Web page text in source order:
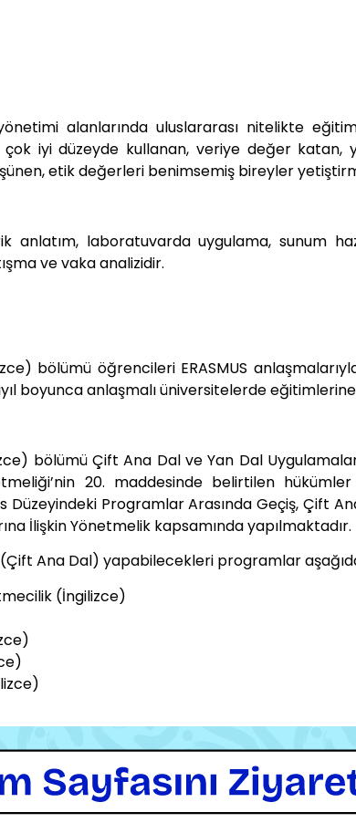
alanlarında uluslararası nitelikte
iyi düzeyde kullanan, veriye değer katan,
etik değerleri benimsemiş bireyler
anlatım, laboratuvarda uygulama, sunum
ve vaka analizidir.
bölümü öğrencileri ERASMUS
boyunca anlaşmalı üniversitelerde
bölümü Çift Ana Dal ve Yan Dal
20. maddesinde belirtilen
Düzeyindeki Programlar Arasında Geçiş, Çift
İlişkin Yönetmelik kapsamında yapılmaktadır.
Ana Dal) yapabilecekleri programlar
(İngilizce)